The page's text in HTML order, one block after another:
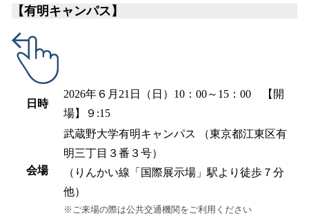
【有明キャンパス】
日時
2026年６月21日（日）10：00～15：00 【開
場】９:15
会場
武蔵野大学有明キャンパス （東京都江東区有
明三丁目３番３号）
（りんかい線「国際展示場」駅より徒歩７分
他）
※ご来場の際は公共交通機関をご利用ください